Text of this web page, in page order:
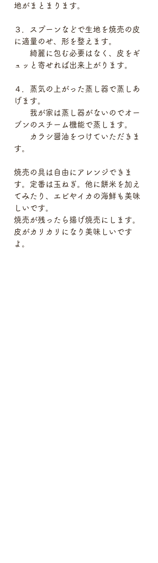
地がまとまります。
３．スプーンなどで生地を焼売の皮
に適量のせ、形を整えます。
綺麗に包む必要はなく、皮をギ
ュッと寄せれば出来上がります。
４．蒸気の上がった蒸し器で蒸しあ
げます。
我が家は蒸し器がないのでオー
ブンのスチーム機能で蒸します。
カラシ醤油をつけていただきま
す。
焼売の具は自由にアレンジできま
す。定番は玉ねぎ。他に餅米を加え
てみたり、エビやイカの海鮮も美味
しいです。
焼売が残ったら揚げ焼売にします。
皮がカリカリになり美味しいです
よ。